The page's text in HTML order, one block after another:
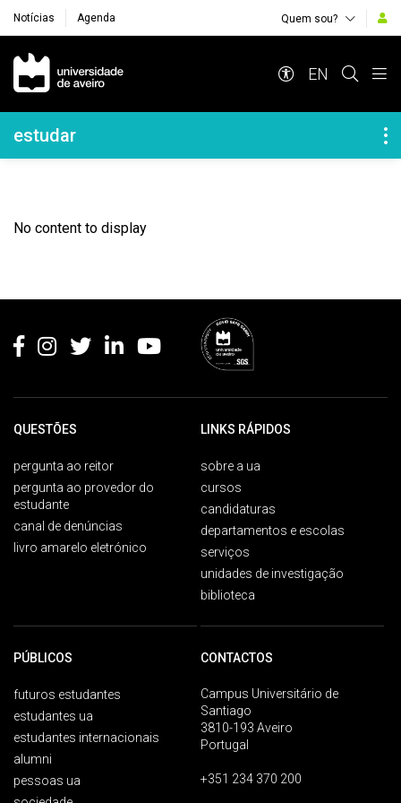
Notícias Agenda Quem sou?
Navegação Principal
EN
Navegação Lateral
estudar
No content to display
QUESTÕES
pergunta ao reitor
pergunta ao provedor do
estudante
canal de denúncias
livro amarelo eletrónico
LINKS RÁPIDOS
sobre a ua
cursos
candidaturas
departamentos e escolas
serviços
unidades de investigação
biblioteca
PÚBLICOS
futuros estudantes
estudantes ua
estudantes internacionais
alumni
pessoas ua
CONTACTOS
Campus Universitário de
Santiago
3810-193 Aveiro
Portugal
+351 234 370 200